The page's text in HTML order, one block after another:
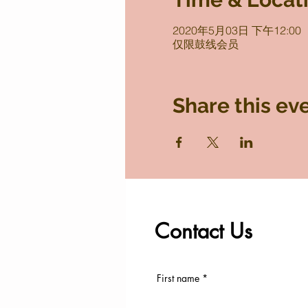
2020年5月03日 下午12:00
仅限鼓线会员
Share this
Contact Us
First name